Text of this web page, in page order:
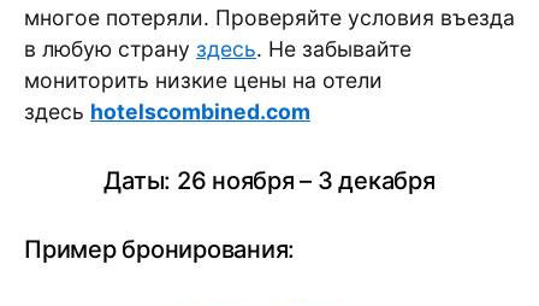
многое потеряли. Проверяйте условия въезда
в любую страну здесь. Не забывайте
мониторить низкие цены на отели
здесь hotelscombined.com
Даты: 26 ноября – 3 декабря
Пример бронирования: